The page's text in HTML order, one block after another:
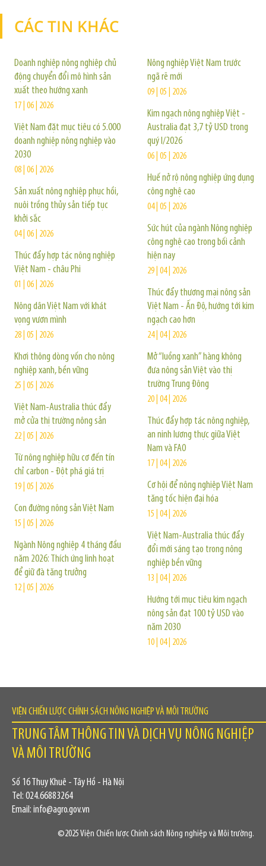
CÁC TIN KHÁC
Doanh nghiệp nông nghiệp chủ
động chuyển đổi mô hình sản
xuất theo hướng xanh
17 | 06 | 2026
Việt Nam đặt mục tiêu có 5.000
doanh nghiệp nông nghiệp vào
2030
08 | 06 | 2026
Sản xuất nông nghiệp phục hồi,
nuôi trồng thủy sản tiếp tục
khởi sắc
04 | 06 | 2026
Thúc đẩy hợp tác nông nghiệp
Việt Nam - châu Phi
01 | 06 | 2026
Nông dân Việt Nam với khát
vọng vươn mình
28 | 05 | 2026
Khơi thông dòng vốn cho nông
nghiệp xanh, bền vững
25 | 05 | 2026
Việt Nam-Australia thúc đẩy
mở cửa thị trường nông sản
22 | 05 | 2026
Từ nông nghiệp hữu cơ đến tín
chỉ carbon - Đột phá giá trị
19 | 05 | 2026
Con đường nông sản Việt Nam
15 | 05 | 2026
Ngành Nông nghiệp 4 tháng đầu
năm 2026: Thích ứng linh hoạt
để giữ đà tăng trưởng
12 | 05 | 2026
Nông nghiệp Việt Nam trước
ngã rẽ mới
09 | 05 | 2026
Kim ngạch nông nghiệp Việt -
Australia đạt 3,7 tỷ USD trong
quý I/2026
06 | 05 | 2026
Huế nở rộ nông nghiệp ứng dụng
công nghệ cao
04 | 05 | 2026
Sức hút của ngành Nông nghiệp
công nghệ cao trong bối cảnh
hiện nay
29 | 04 | 2026
Thúc đẩy thương mại nông sản
Việt Nam - Ấn Độ, hướng tới kim
ngạch cao hơn
24 | 04 | 2026
Mở “luồng xanh” hàng không
đưa nông sản Việt vào thị
trường Trung Đông
20 | 04 | 2026
Thúc đẩy hợp tác nông nghiệp,
an ninh lương thực giữa Việt
Nam và FAO
17 | 04 | 2026
Cơ hội để nông nghiệp Việt Nam
tăng tốc hiện đại hóa
15 | 04 | 2026
Việt Nam-Australia thúc đẩy
đổi mới sáng tạo trong nông
nghiệp bền vững
13 | 04 | 2026
Hướng tới mục tiêu kim ngạch
nông sản đạt 100 tỷ USD vào
năm 2030
10 | 04 | 2026
VIỆN CHIẾN LƯỢC CHÍNH SÁCH NÔNG NGHIỆP VÀ MÔI TRƯỜNG
TRUNG TÂM THÔNG TIN VÀ DỊCH VỤ NÔNG NGHIỆP
VÀ MÔI TRƯỜNG
Số 16 Thụy Khuê - Tây Hồ - Hà Nội
Tel: 024.66883264
Email: info@agro.gov.vn
©2025 Viện Chiến lược Chính sách Nông nghiệp và Môi trường.